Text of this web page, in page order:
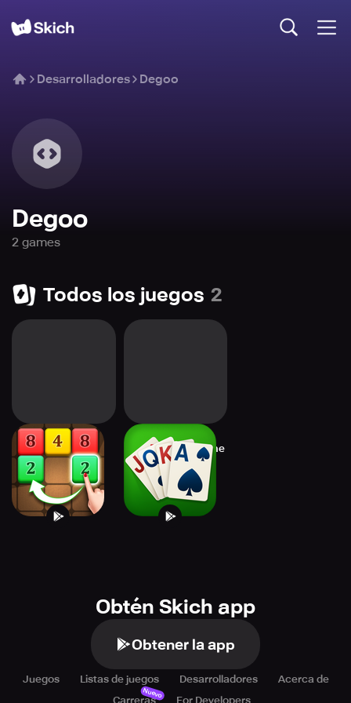
Desarrolladores Degoo
Degoo
2 games
Todos los juegos 2
Tap to Merge Solitaire Card Game
Obtén Skich app
Obtener la app
Juegos Listas de juegos Desarrolladores
Acerca de
Carreras
Nuevo
For Developers